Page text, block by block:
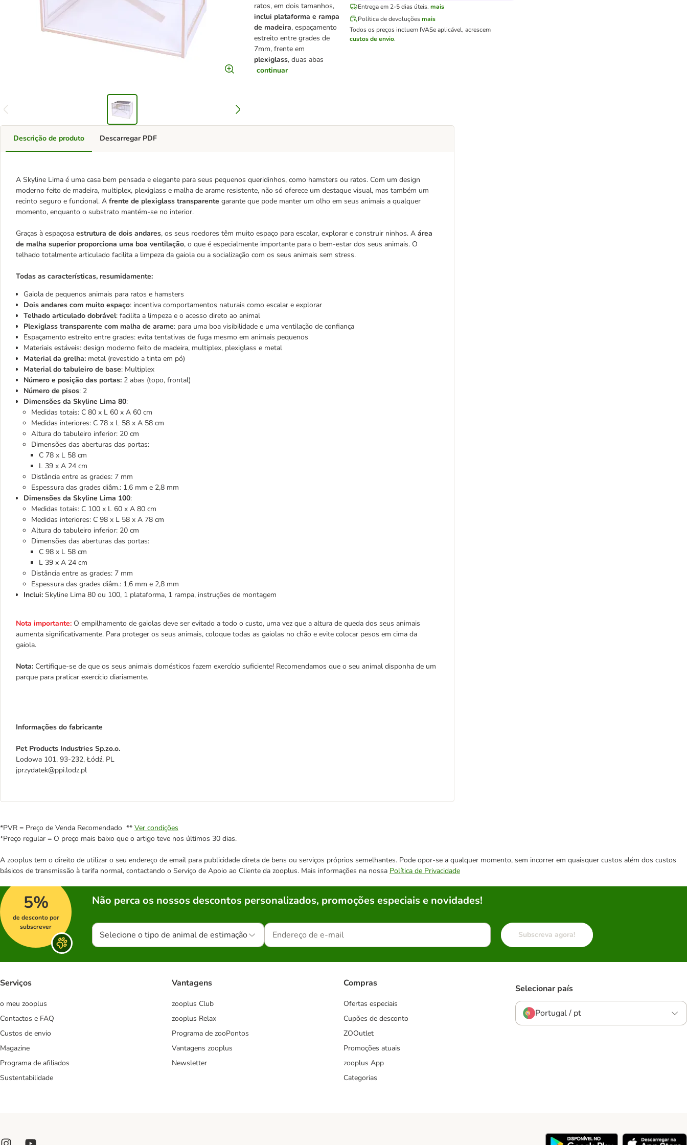
ratos, em dois tamanhos,
inclui plataforma e rampa
de madeira, espaçamento
estreito entre grades de
7mm, frente em
plexiglass, duas abas
continuar
Entrega em 2-5 dias úteis. mais
Política de devoluções mais
Todos os preços incluem IVASe aplicável, acrescem
custos de envio.
Descrição de produto
A Skyline Lima é uma casa bem pensada e elegante para seus pequenos queridinhos, como hamsters ou ratos. Com um design
moderno feito de madeira, multiplex, plexiglass e malha de arame resistente, não só oferece um destaque visual, mas também um
recinto seguro e funcional. A frente de plexiglass transparente garante que pode manter um olho em seus animais a qualquer
momento, enquanto o substrato mantém-se no interior.
Graças à espaçosa estrutura de dois andares, os seus roedores têm muito espaço para escalar, explorar e construir ninhos. A área
de malha superior proporciona uma boa ventilação, o que é especialmente importante para o bem-estar dos seus animais. O
telhado totalmente articulado facilita a limpeza da gaiola ou a socialização com os seus animais sem stress.
Todas as características, resumidamente:
Gaiola de pequenos animais para ratos e hamsters
Dois andares com muito espaço: incentiva comportamentos naturais como escalar e explorar
Telhado articulado dobrável: facilita a limpeza e o acesso direto ao animal
Plexiglass transparente com malha de arame: para uma boa visibilidade e uma ventilação de confiança
Espaçamento estreito entre grades: evita tentativas de fuga mesmo em animais pequenos
Materiais estáveis: design moderno feito de madeira, multiplex, plexiglass e metal
Material da grelha: metal (revestido a tinta em pó)
Material do tabuleiro de base: Multiplex
Número e posição das portas: 2 abas (topo, frontal)
Número de pisos: 2
Dimensões da Skyline Lima 80:
Medidas totais: C 80 x L 60 x A 60 cm
Medidas interiores: C 78 x L 58 x A 58 cm
Altura do tabuleiro inferior: 20 cm
Dimensões das aberturas das portas:
C 78 x L 58 cm
L 39 x A 24 cm
Distância entre as grades: 7 mm
Espessura das grades diâm.: 1,6 mm e 2,8 mm
Dimensões da Skyline Lima 100:
Medidas totais: C 100 x L 60 x A 80 cm
Medidas interiores: C 98 x L 58 x A 78 cm
Altura do tabuleiro inferior: 20 cm
Dimensões das aberturas das portas:
C 98 x L 58 cm
L 39 x A 24 cm
Distância entre as grades: 7 mm
Espessura das grades diâm.: 1,6 mm e 2,8 mm
Inclui: Skyline Lima 80 ou 100, 1 plataforma, 1 rampa, instruções de montagem
Nota importante: O empilhamento de gaiolas deve ser evitado a todo o custo, uma vez que a altura de queda dos seus animais
aumenta significativamente. Para proteger os seus animais, coloque todas as gaiolas no chão e evite colocar pesos em cima da
gaiola.
Nota: Certifique-se de que os seus animais domésticos fazem exercício suficiente! Recomendamos que o seu animal disponha de um
parque para praticar exercício diariamente.
Informações do fabricante
Pet Products Industries Sp.zo.o.
Lodowa 101, 93-232, Łódź, PL
jprzydatek@ppi.lodz.pl
Descarregar PDF
*PVR = Preço de Venda Recomendado ** Ver condições
*Preço regular = O preço mais baixo que o artigo teve nos últimos 30 dias.
A zooplus tem o direito de utilizar o seu endereço de email para publicidade direta de bens ou serviços próprios semelhantes. Pode opor-se a qualquer momento, sem incorrer em quaisquer custos além dos custos
básicos de transmissão à tarifa normal, contactando o Serviço de Apoio ao Cliente da zooplus. Mais informações na nossa Política de Privacidade
5%
de desconto por
subscrever
Não perca os nossos descontos personalizados, promoções especiais e novidades!
Selecione o tipo de animal de estimação Subscreva agora!
Serviços
o meu zooplus
Contactos e FAQ
Custos de envio
Magazine
Programa de afiliados
Sustentabilidade
Vantagens
zooplus Club
zooplus Relax
Programa de zooPontos
Vantagens zooplus
Newsletter
Compras
Ofertas especiais
Cupões de desconto
ZOOutlet
Promoções atuais
zooplus App
Categorias
Selecionar país
Portugal / pt